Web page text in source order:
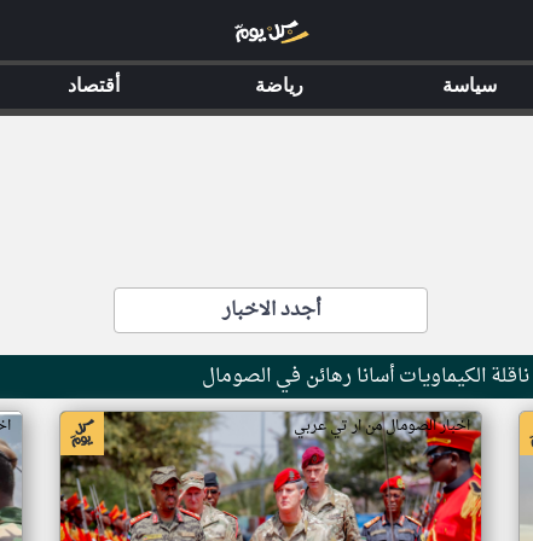
أجدد الاخبار
الكيماويات أسانا رهائن في الصومال
اخبار الصومال من ار تي عربي
سياسة رياضة أقتصاد